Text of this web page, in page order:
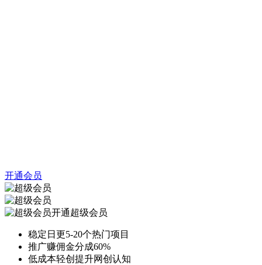
开通会员
开通超级会员
稳定日更5-20个热门项目
推广赚佣金分成60%
低成本轻创提升网创认知